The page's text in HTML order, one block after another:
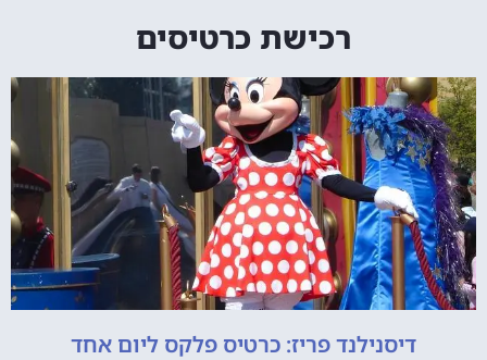
רכישת כרטיסים
דיסנילנד פריז: כרטיס פלקס ליום אחד